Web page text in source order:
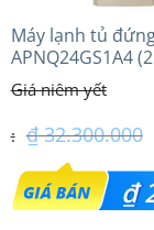
Máy lạnh tủ
APNQ24GS1A4
Inverter
₫32.300.000
Giá
gốc
₫